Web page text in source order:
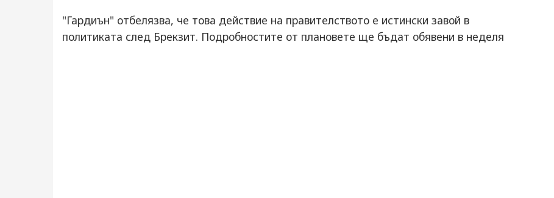
"Гардиън" отбелязва, че това действие на правителството е истински завой в
политиката след Брекзит. Подробностите от плановете ще бъдат обявени в неделя